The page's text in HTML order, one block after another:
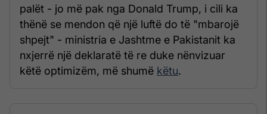
palët - jo më pak nga Donald Trump, i cili ka
thënë se mendon që një luftë do të "mbarojë
shpejt" - ministria e Jashtme e Pakistanit ka
nxjerrë një deklaratë të re duke nënvizuar
këtë optimizëm, më shumë këtu.